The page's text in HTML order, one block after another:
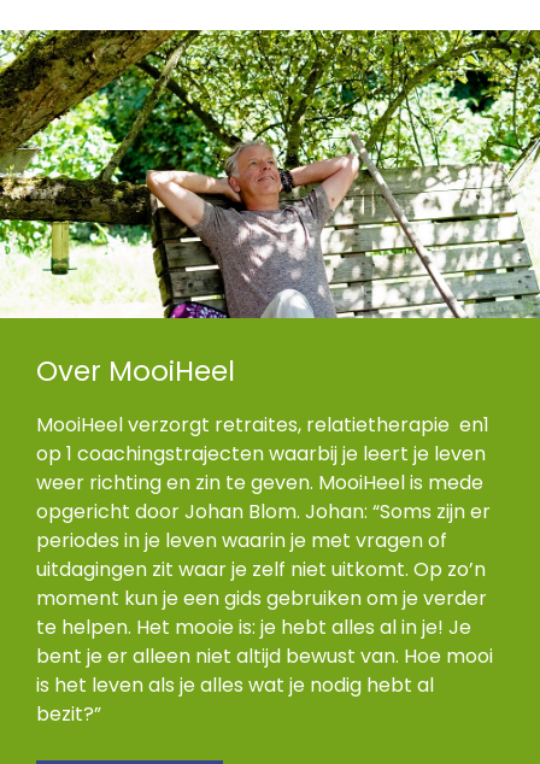
Over MooiHeel
MooiHeel verzorgt retraites, relatietherapie en1
op 1 coachingstrajecten waarbij je leert je leven
weer richting en zin te geven. MooiHeel is mede
opgericht door Johan Blom. Johan: “Soms zijn er
periodes in je leven waarin je met vragen of
uitdagingen zit waar je zelf niet uitkomt. Op zo’n
moment kun je een gids gebruiken om je verder
te helpen. Het mooie is: je hebt alles al in je! Je
bent je er alleen niet altijd bewust van. Hoe mooi
is het leven als je alles wat je nodig hebt al
bezit?”